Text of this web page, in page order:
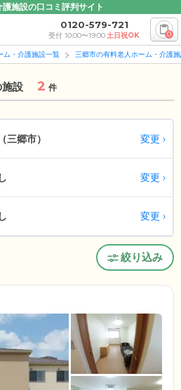
施設の口コミ評判サイト
0120-579-721
受付 10:00〜19:00土日祝OK 0
ム・介護施設一覧 三郷市の有料老人ホーム・介護
設 2 件
三郷市） 変更
変更
変更
絞り込み